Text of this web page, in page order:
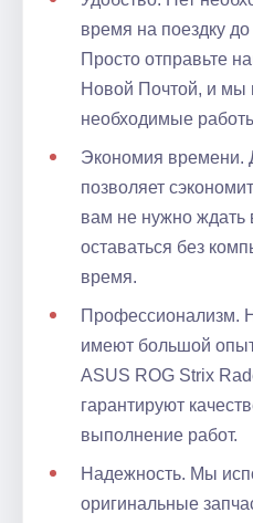
время на поездку
Просто отправьте
Новой Почтой, и мы
необходимые
Экономия времени.
позволяет
вам не нужно ждать
оставаться без
время.
Профессионализм.
имеют большой
ASUS ROG Strix
гарантируют
выполнение работ.
Надежность. Мы
оригинальные